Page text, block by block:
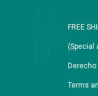
FREE
(Special
Terms